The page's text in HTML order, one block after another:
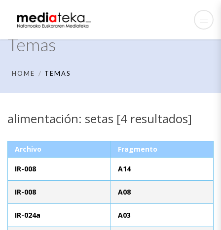
Temas
HOME TEMAS
alimentación: setas [4 resultados]
Archivo Fragmento
IR-008 A14
IR-008 A08
IR-024a A03